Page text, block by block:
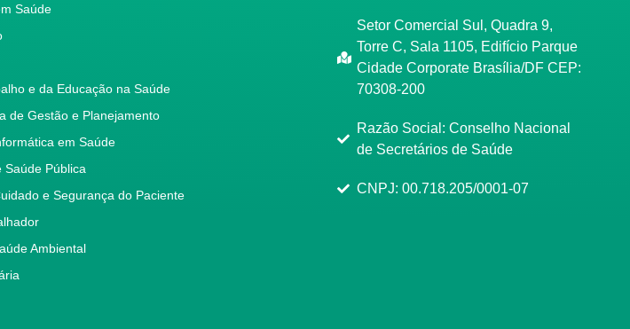
Saúde
e da Educação na Saúde
de Gestão e Planejamento
em Saúde
Saúde Pública
e Segurança do Paciente
Ambiental
Setor Comercial Sul, Quadra 9,
Torre C, Sala 1105, Edifício Parque
Cidade Corporate Brasília/DF CEP:
70308-200
Razão Social: Conselho Nacional
de Secretários de Saúde
CNPJ: 00.718.205/0001-07